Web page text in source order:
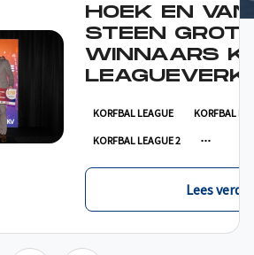
HOEK EN VAN
STEEN
WINNAARS
KORFBAL LEAGUE KORFBAL
KORFBAL LEAGUE 2
Lees verder